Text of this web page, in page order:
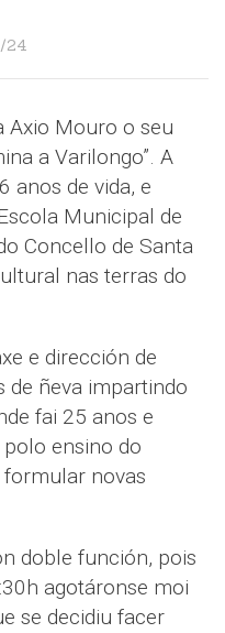
24
Axio Mouro o seu
a Varilongo”. A
anos de vida, e
Municipal de
Concello de Santa
nas terras do
e dirección de
de ñeva impartindo
fai 25 anos e
ensino do
novas
doble función, pois
agotáronse moi
se decidiu facer